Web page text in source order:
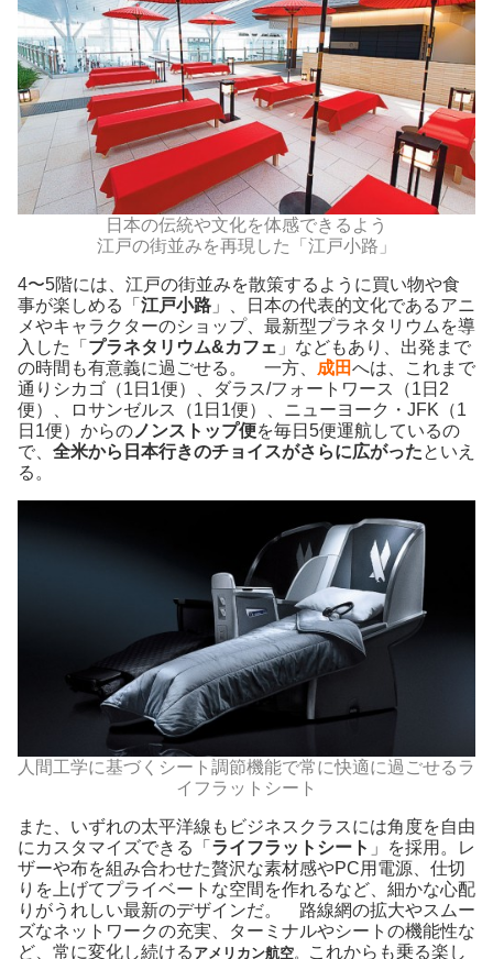
日本の伝統や文化を体感できるよう
江戸の街並みを再現した「江戸小路」
4〜5階には、江戸の街並みを散策するように買い物や食
事が楽しめる「 江戸小路 」、日本の代表的文化であるアニ
メやキャラクターのショップ、最新型プラネタリウムを導
入した「 プラネタリウム&カフェ 」などもあり、出発まで
の時間も有意義に過ごせる。 一方、 成田へは、これまで
通りシカゴ（1日1便）、ダラス/フォートワース（1日2
便）、ロサンゼルス（1日1便）、ニューヨーク・JFK（1
日1便）からの ノンストップ便を毎日5便運航しているの
で、 全米から日本行きのチョイスがさらに広がったといえ
る。
人間工学に基づくシート調節機能で常に快適に過ごせるラ
イフラットシート
また、いずれの太平洋線もビジネスクラスには角度を自由
にカスタマイズできる「 ライフラットシート 」を採用。レ
ザーや布を組み合わせた贅沢な素材感やPC用電源、仕切
りを上げてプライベートな空間を作れるなど、細かな心配
りがうれしい最新のデザインだ。 路線網の拡大やスムー
ズなネットワークの充実、ターミナルやシートの機能性な
ど、常に変化し続ける アメリカン航空。 これからも乗る楽し